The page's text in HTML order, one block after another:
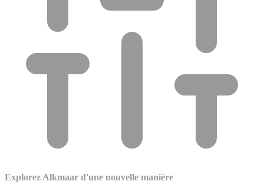
Explorez Alkmaar d'une nouvelle manière